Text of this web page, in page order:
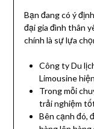
Bạn đang có ý
đại gia đình thân
chính là sự lựa
Công ty Du
Limousine
Trong mỗi
trải nghiệm
Bên cạnh đó,